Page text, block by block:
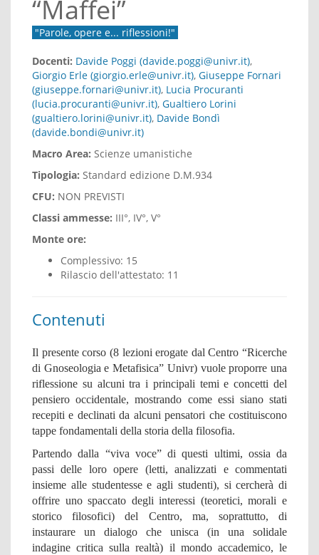
“Maffei”
"Parole, opere e... riflessioni!"
Docenti: Davide Poggi (davide.poggi@univr.it),
Giorgio Erle (giorgio.erle@univr.it), Giuseppe Fornari
(giuseppe.fornari@univr.it), Lucia Procuranti
(lucia.procuranti@univr.it), Gualtiero Lorini
(gualtiero.lorini@univr.it), Davide Bondì
(davide.bondi@univr.it)
Macro Area: Scienze umanistiche
Tipologia: Standard edizione D.M.934
CFU: NON PREVISTI
Classi ammesse: III°, IV°, V°
Monte ore:
Complessivo: 15
Rilascio dell'attestato: 11
Contenuti
Il presente corso (8 lezioni erogate dal Centro “Ricerche
di Gnoseologia e Metafisica” Univr) vuole proporre una
riflessione su alcuni tra i principali temi e concetti del
pensiero occidentale, mostrando come essi siano stati
recepiti e declinati da alcuni pensatori che costituiscono
tappe fondamentali della storia della filosofia.
Partendo dalla “viva voce” di questi ultimi, ossia da
passi delle loro opere (letti, analizzati e commentati
insieme alle studentesse e agli studenti), si cercherà di
offrire uno spaccato degli interessi (teoretici, morali e
storico filosofici) del Centro, ma, soprattutto, di
instaurare un dialogo che unisca (in una solidale
indagine critica sulla realtà) il mondo accademico, le